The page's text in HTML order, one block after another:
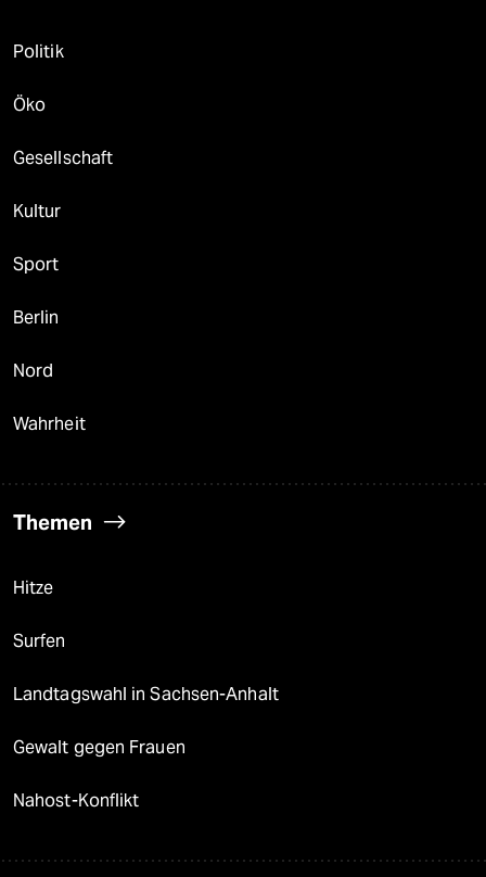
Politik
Öko
Gesellschaft
Kultur
Sport
Berlin
Nord
Wahrheit
Themen
Hitze
Surfen
Landtagswahl in Sachsen-Anhalt
Gewalt gegen Frauen
Nahost-Konflikt